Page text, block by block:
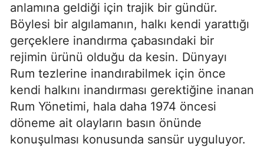
anlamına geldiği için trajik bir gündür.
Böylesi bir algılamanın, halkı kendi yarattığı
gerçeklere inandırma çabasındaki bir
rejimin ürünü olduğu da kesin. Dünyayı
Rum tezlerine inandırabilmek için önce
kendi halkını inandırması gerektiğine inanan
Rum Yönetimi, hala daha 1974 öncesi
döneme ait olayların basın önünde
konuşulması konusunda sansür uyguluyor.